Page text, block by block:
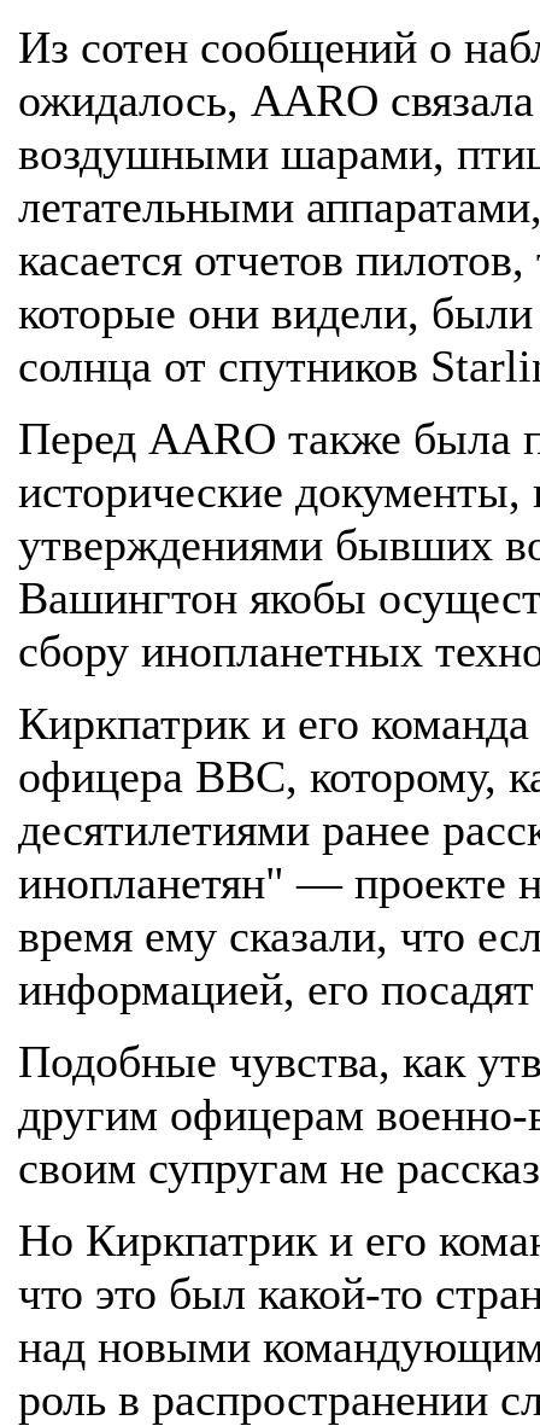
Из сотен сообщений о
ожидалось, AARO
воздушными шарами,
летательными
касается отчетов
которые они видели,
солнца от спутников
Перед AARO также была
исторические документы,
утверждениями бывших
Вашингтон якобы
сбору инопланетных
Киркпатрик и его
офицера ВВС, которому,
десятилетиями ранее
инопланетян" — проекте
время ему сказали, что
информацией, его
Подобные чувства, как
другим офицерам
своим супругам не
Но Киркпатрик и его
что это был какой-то
над новыми
роль в распространении